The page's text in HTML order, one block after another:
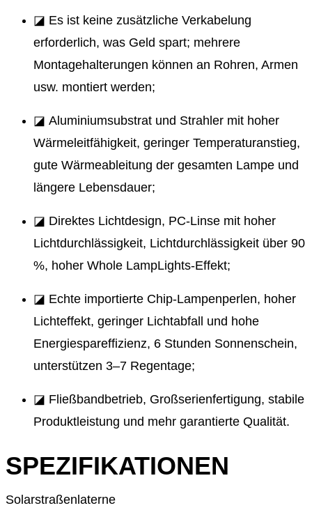
◪ Es ist keine zusätzliche Verkabelung
erforderlich, was Geld spart; mehrere
Montagehalterungen können an Rohren, Armen
usw. montiert werden;
◪ Aluminiumsubstrat und Strahler mit hoher
Wärmeleitfähigkeit, geringer Temperaturanstieg,
gute Wärmeableitung der gesamten Lampe und
längere Lebensdauer;
◪ Direktes Lichtdesign, PC-Linse mit hoher
Lichtdurchlässigkeit, Lichtdurchlässigkeit über 90
%, hoher Whole LampLights-Effekt;
◪ Echte importierte Chip-Lampenperlen, hoher
Lichteffekt, geringer Lichtabfall und hohe
Energiespareffizienz, 6 Stunden Sonnenschein,
unterstützen 3–7 Regentage;
◪ Fließbandbetrieb, Großserienfertigung, stabile
Produktleistung und mehr garantierte Qualität.
SPEZIFIKATIONEN
Solarstraßenlaterne